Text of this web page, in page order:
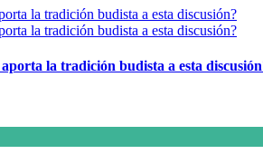
la tradición budista a esta